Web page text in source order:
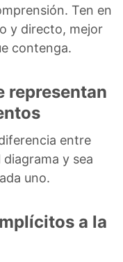
Ten en
y directo, mejor
contenga.
representan
entre
y sea
uno.
a la